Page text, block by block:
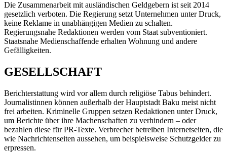
Die Zusammenarbeit mit ausländischen Geldgebern ist seit 2014
gesetzlich verboten. Die Regierung setzt Unternehmen unter Druck,
keine Reklame in unabhängigen Medien zu schalten.
Regierungsnahe Redaktionen werden vom Staat subventioniert.
Staatsnahe Medienschaffende erhalten Wohnung und andere
Gefälligkeiten.
GESELLSCHAFT
Berichterstattung wird vor allem durch religiöse Tabus behindert.
Journalistinnen können außerhalb der Hauptstadt Baku meist nicht
frei arbeiten. Kriminelle Gruppen setzen Redaktionen unter Druck,
um Berichte über ihre Machenschaften zu verhindern – oder
bezahlen diese für PR-Texte. Verbrecher betreiben Internetseiten, die
wie Nachrichtenseiten aussehen, um beispielsweise Schutzgelder zu
erpressen.